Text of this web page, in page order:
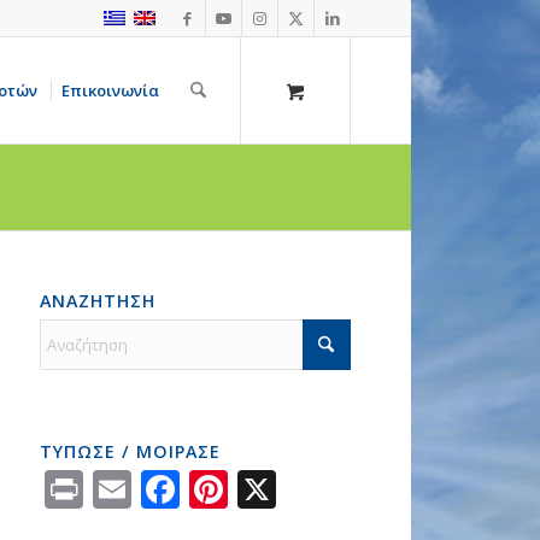
Επικοινωνία
ΑΝΑΖΗΤΗΣΗ
ΤΥΠΩΣΕ / ΜΟΙΡΑΣΕ
PrintEmailFacebook
Pinterest